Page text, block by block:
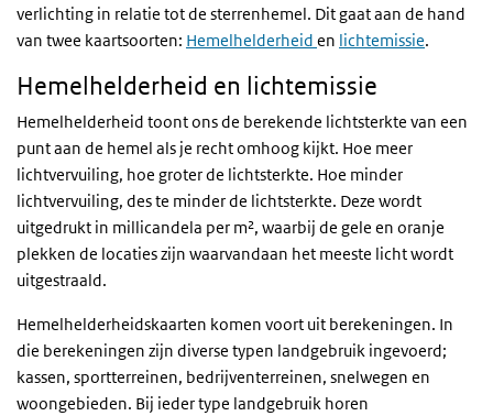
verlichting in relatie tot de sterrenhemel. Dit gaat aan de hand
van twee kaartsoorten: Hemelhelderheid en lichtemissie.
Hemelhelderheid en lichtemissie
Hemelhelderheid toont ons de berekende lichtsterkte van een
punt aan de hemel als je recht omhoog kijkt. Hoe meer
lichtvervuiling, hoe groter de lichtsterkte. Hoe minder
lichtvervuiling, des te minder de lichtsterkte. Deze wordt
uitgedrukt in millicandela per m², waarbij de gele en oranje
plekken de locaties zijn waarvandaan het meeste licht wordt
uitgestraald.
Hemelhelderheidskaarten komen voort uit berekeningen. In
die berekeningen zijn diverse typen landgebruik ingevoerd;
kassen, sportterreinen, bedrijventerreinen, snelwegen en
woongebieden. Bij ieder type landgebruik horen